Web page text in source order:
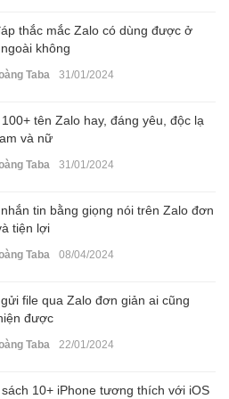
thắc mắc Zalo có dùng được ở
không
Taba 31/01/2024
tên Zalo hay, đáng yêu, độc lạ
và nữ
Taba 31/01/2024
tin bằng giọng nói trên Zalo đơn
tiện lợi
Taba 08/04/2024
file qua Zalo đơn giản ai cũng
được
Taba 22/01/2024
sách 10+ iPhone tương thích với iOS